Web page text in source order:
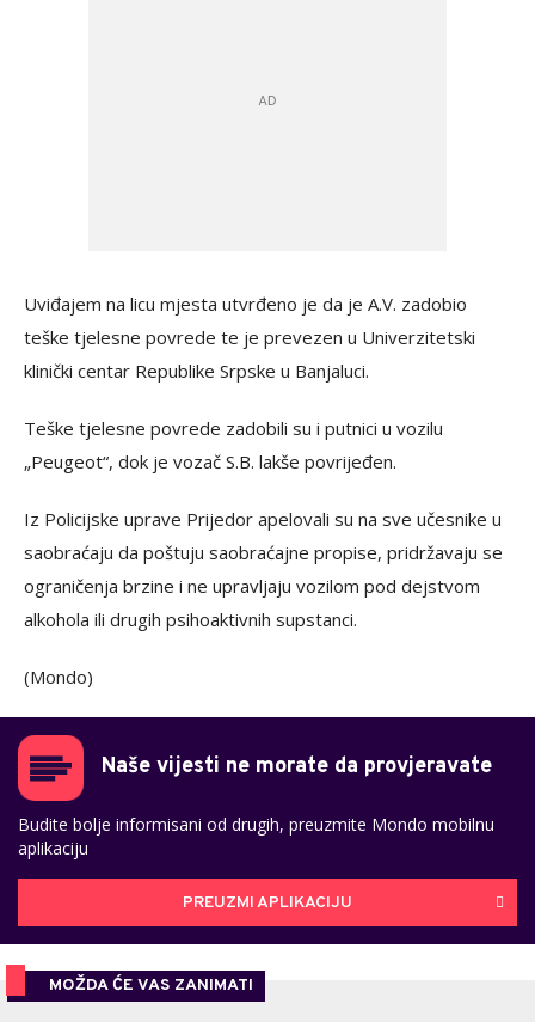
Uviđajem na licu mjesta utvrđeno je da je A.V. zadobio
teške tjelesne povrede te je prevezen u Univerzitetski
klinički centar Republike Srpske u Banjaluci.
Teške tjelesne povrede zadobili su i putnici u vozilu
„Peugeot“, dok je vozač S.B. lakše povrijeđen.
Iz Policijske uprave Prijedor apelovali su na sve učesnike u
saobraćaju da poštuju saobraćajne propise, pridržavaju se
ograničenja brzine i ne upravljaju vozilom pod dejstvom
alkohola ili drugih psihoaktivnih supstanci.
(Mondo)
Naše vijesti ne morate da provjeravate
Budite bolje informisani od drugih, preuzmite Mondo mobilnu
aplikaciju
PREUZMI APLIKACIJU
MOŽDA ĆE VAS ZANIMATI